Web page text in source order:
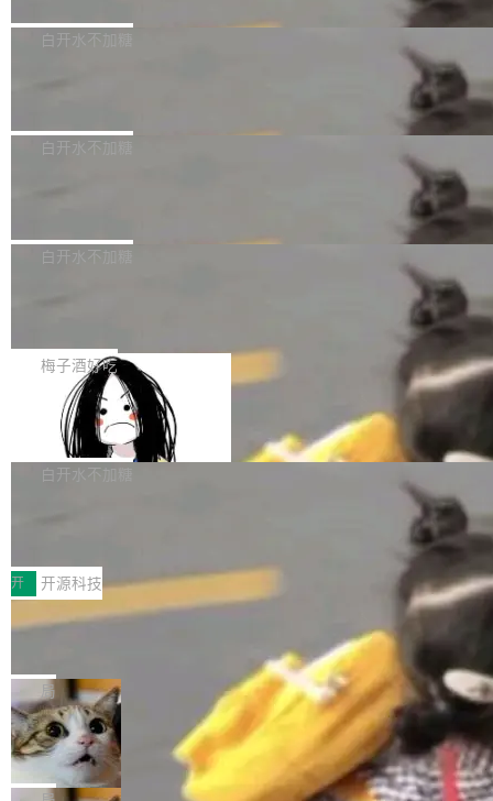
不得生成涉及安全性的关键变更，除非作者本身
36个月。 公告显示，本次宇树科技战略配售对
员工参与设立的专项资产管理计划。其中，Dee
获配9...
Bug fixes and enhancements 修复多次传递同
一个回归问题，该问题导致拉取镜像时会拒绝包
题，该问题可能导致在旧版 Linux 内核...
白开水不加糖
e 孵化器项目管理委员会（IPMC）投票中获得
P）！这一里程碑不仅标志着 Fluss 迈入新的发
白开水不加糖
长期停止内容更新，未能实现其作为“AI版维基百
提交的编辑请求也长期处于待处理状态。 Groki
pedia 于去年底上线，定位为由人工智能生成内
容的百科平台，被马斯克视为传统众包百科网站
维基百科的替代方案。Lawfare 调查发现，无论
热门页面还是低关注度页面，均未出现近期更
白开水不加糖
是这样的：配 MessageSource 的 Bean、写 R
eloadableResourceBundleMessageSource、
声明 LocaleResolver、注册 LocaleChangeInt
erceptor…五六步之后才能看到第一行翻译文
本。 Solon 换了个方式。整个 i18n 模块围绕三
梅子酒好吃
Apache Doris 4.1 全面增强 Iceberg：
支持 UPDATE、MERGE INTO 与 Iceb
erg V3
Apache Doris 4.1 要补齐的，正是缺失的那一
半。在已有查询能力的基础上，Doris 进一步支
常维护操作，并完整支持 Iceberg V3 格式。
白开水不加糖
村国家自主创新示范区会议中心开幕。本届大会
由中关村智联软件服务业质量创新联盟主办，以
“智构可信·质创未来——AI原生时代的质量新范
式”为主题，直面AI从实验室走向规模化产业落地
的核心质量命题。会上，《2026智能研发生产力
工具选型手册》发布，Testin云测的Testin XAge
nt智能测试系统入选AI测试领域代表产品。对CI
O而言，这提示了一个转变：AI测试正在从效率
工具升级为企业的质量基础设施。 CIO面对的新
开 开源科技
让非法状态不可表示：一篇关于 ADT
有一种东西，一旦用过就回不去了。Alex Fedos
eev 管它叫"软件设计的基石"。 他说的东西不新
鲜——代数数据类型（ADT），尤其是和类型
（sum type）。但他说清楚了一件事：这不是类
型系统的学术体操，是日常编码的思维方式。 文
章从一个简单的例子切入。一个网站的深色主题
局
Cloudflare 开源内部企业 AI 平台 Clou
dflare OS
Cloudflare 发布了一个开源项目 Cloudflare O
S。如果你只看官方博客，你会觉得这是又一